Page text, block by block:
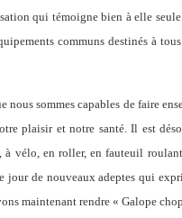
qui témoigne bien à elle
communs destinés à
sommes capables de faire
plaisir et notre santé. Il est
à vélo, en roller, en fauteuil
jour de nouveaux adeptes qui
maintenant rendre « Galope